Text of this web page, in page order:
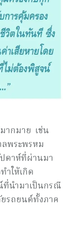
ากมาย เช่น
พระพรหม
ดาห์ที่ผ่านมา
ให้เกิด
ที่นำมาเป็นกรณี
ยรถยนต์ทั้งภาค